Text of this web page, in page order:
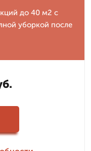
до 40 м2 с
уборкой после